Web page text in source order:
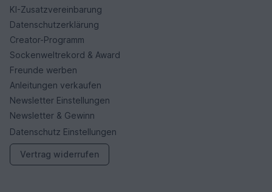
KI-Zusatzvereinbarung
Datenschutzerklärung
Creator-Programm
Sockenweltrekord & Award
Freunde werben
Anleitungen verkaufen
Newsletter Einstellungen
Newsletter & Gewinn
Datenschutz Einstellungen
Vertrag widerrufen